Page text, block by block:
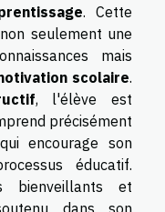
. Cette
seulement une
mais
scolaire.
, l'élève est
précisément
encourage son
éducatif.
bienveillants et
dans son